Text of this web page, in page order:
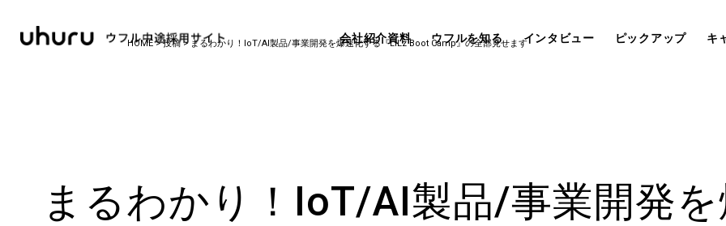
会社紹介資料 ウフルを知る インタビュー ピックアップ キ
HOME> 投稿> まるわかり！IoT/AI製品/事業開発を爆速化する『LiLz Boot Camp』の全部見せます
まるわかり！IoT/AI製品/事業開発